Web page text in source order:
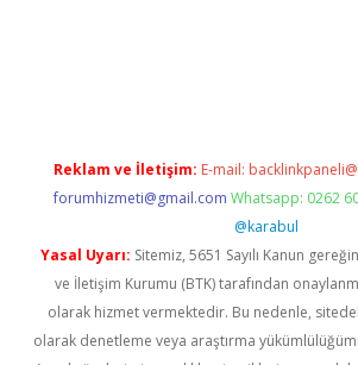
Reklam ve İletişim: E-mail:
forumhizmeti@gmail.com Whatsapp: 0262
@karabul
Yasal Uyarı: Sitemiz, 5651 Sayılı Kanun
ve İletişim Kurumu (BTK) tarafından
olarak hizmet vermektedir. Bu nedenle,
olarak denetleme veya araştırma